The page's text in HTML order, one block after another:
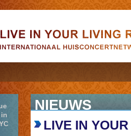
NIEUWS
LIVE IN